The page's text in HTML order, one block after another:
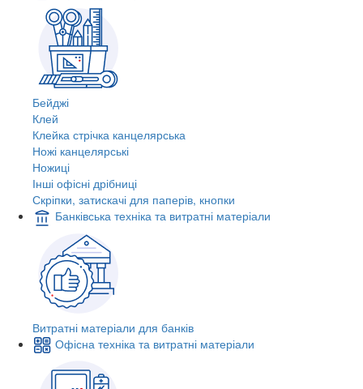
Бейджі
Клей
Клейка стрічка канцелярська
Ножі канцелярські
Ножиці
Інші офісні дрібниці
Скріпки, затискачі для паперів, кнопки
Банківська техніка та витратні матеріали
Витратні матеріали для банків
Офісна техніка та витратні матеріали